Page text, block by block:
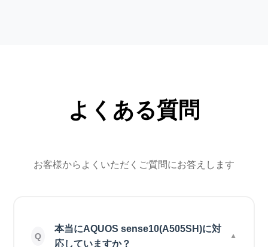
よくある質問
お客様からよくいただくご質問にお答えします
本当にAQUOS sense10(A505SH)に対
応していますか？